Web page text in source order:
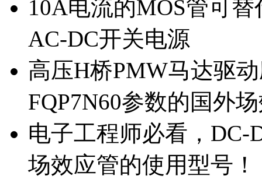
10A电流的MOS管可
AC-DC开关电源
高压H桥PMW马达驱
FQP7N60参数的国外
电子工程师必看，DC-
场效应管的使用型号！